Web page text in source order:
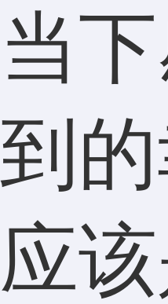
当
到
应